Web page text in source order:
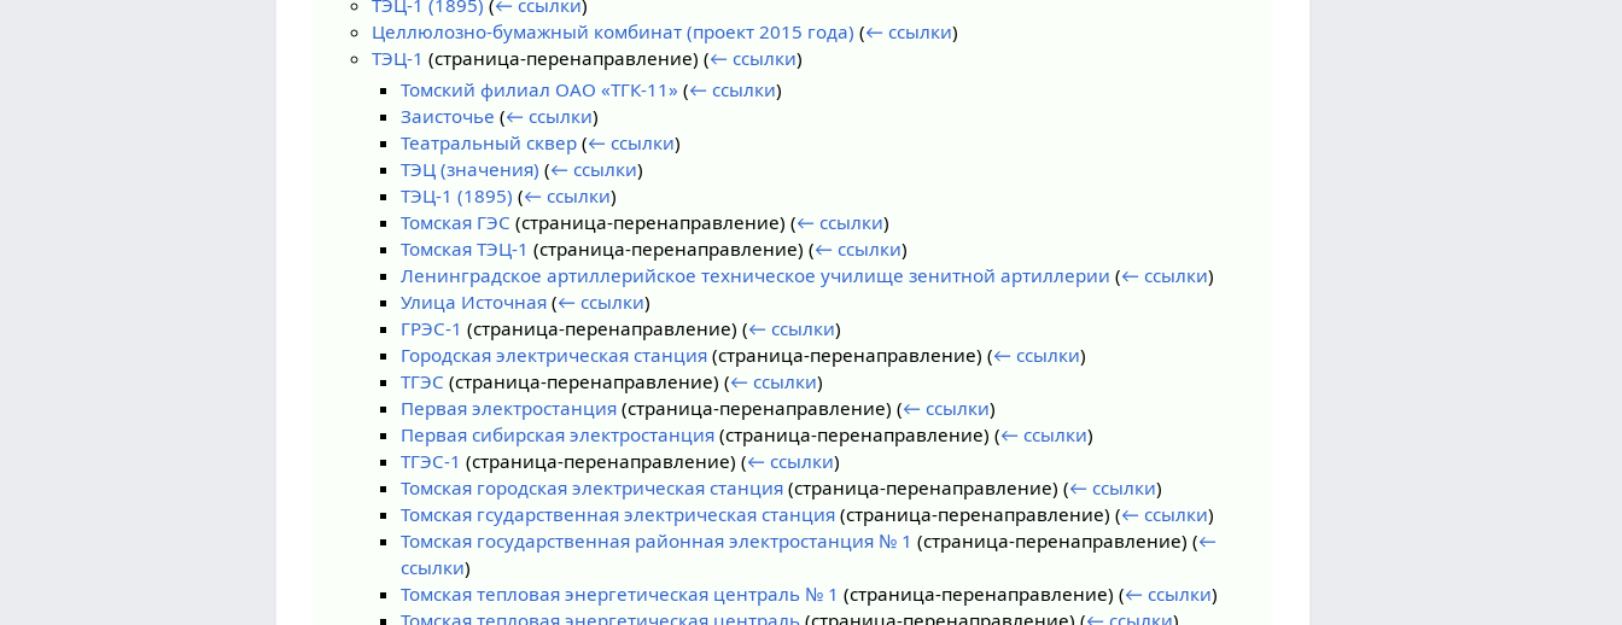
Целлюлозно-бумажный комбинат (проект 2015 года) (← ссылки)
ТЭЦ-1 (страница-перенаправление) (← ссылки)
Томский филиал ОАО «ТГК-11» (← ссылки)
Заисточье (← ссылки)
Театральный сквер (← ссылки)
ТЭЦ (значения) (← ссылки)
ТЭЦ-1 (1895) (← ссылки)
Томская ГЭС (страница-перенаправление)(← ссылки)
Томская ТЭЦ-1 (страница-перенаправление)(← ссылки)
Ленинградское артиллерийское техническое училище зенитной артиллерии (← ссылки)
Улица Источная (← ссылки)
ГРЭС-1 (страница-перенаправление)(← ссылки)
Городская электрическая станция (страница-перенаправление)(← ссылки)
ТГЭС (страница-перенаправление)(← ссылки)
Первая электростанция (страница-перенаправление)(← ссылки)
Первая сибирская электростанция (страница-перенаправление)(← ссылки)
ТГЭС-1 (страница-перенаправление)(← ссылки)
Томская городская электрическая станция (страница-перенаправление)(← ссылки)
Томская гсударственная электрическая станция (страница-перенаправление)(← ссылки)
Томская государственная районная электростанция № 1 (страница-перенаправление)(←
ссылки)
Томская тепловая энергетическая централь № 1 (страница-перенаправление)(← ссылки)